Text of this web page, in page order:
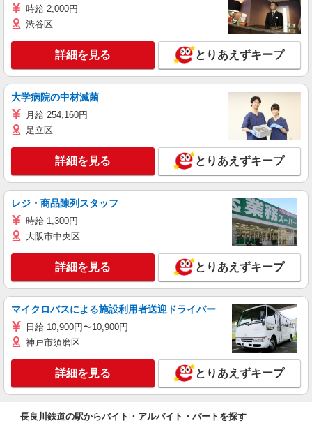
時給 2,000円
渋谷区
詳細を見る とりあえずキープ
大学病院の中材滅菌
月給 254,160円
足立区
詳細を見る とりあえずキープ
レジ・商品陳列スタッフ
時給 1,300円
大阪市中央区
詳細を見る とりあえずキープ
マイクロバスによる施設利用者送迎ドライバー
日給 10,900円〜10,900円
神戸市須磨区
詳細を見る とりあえずキープ
長良川鉄道の駅からバイト・アルバイト・パートを探す